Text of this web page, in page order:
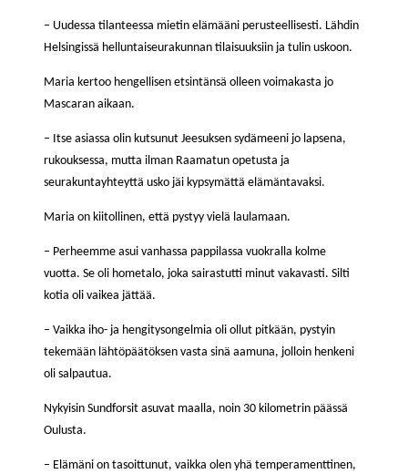
– Uudessa tilanteessa mietin elämääni perusteellisesti. Lähdin
Helsingissä helluntaiseurakunnan tilaisuuksiin ja tulin uskoon.
Maria kertoo hengellisen etsintänsä olleen voimakasta jo
Mascaran aikaan.
– Itse asiassa olin kutsunut Jeesuksen sydämeeni jo lapsena,
rukouksessa, mutta ilman Raamatun opetusta ja
seurakuntayhteyttä usko jäi kypsymättä elämäntavaksi.
Maria on kiitollinen, että pystyy vielä laulamaan.
– Perheemme asui vanhassa pappilassa vuokralla kolme
vuotta. Se oli hometalo, joka sairastutti minut vakavasti. Silti
kotia oli vaikea jättää.
– Vaikka iho- ja hengitysongelmia oli ollut pitkään, pystyin
tekemään lähtöpäätöksen vasta sinä aamuna, jolloin henkeni
oli salpautua.
Nykyisin Sundforsit asuvat maalla, noin 30 kilometrin päässä
Oulusta.
– Elämäni on tasoittunut, vaikka olen yhä temperamenttinen,